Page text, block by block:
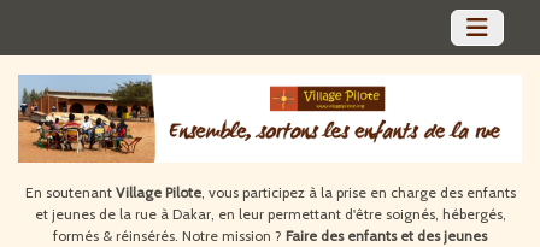
En soutenant Village Pilote, vous participez à la prise en charge des enfants
et jeunes de la rue à Dakar, en leur permettant d'être soignés, hébergés,
formés & réinsérés. Notre mission ? Faire des enfants et des jeunes